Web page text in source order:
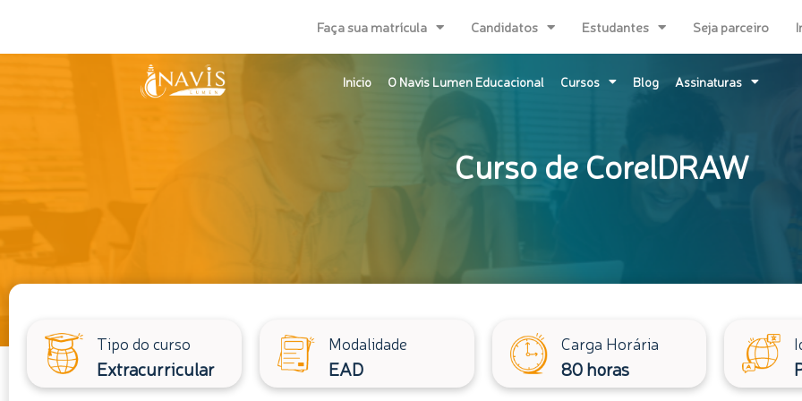
o
Faça sua matrícula Candidatos Estudantes Seja parceiro
Inicio O Navis Lumen Educacional Cursos Blog Assinaturas
Curso de CorelDRAW
Tipo do curso
Extracurricular
Modalidade
EAD
Carga Horária
80 horas